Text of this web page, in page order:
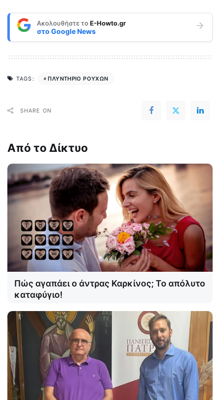
Ακολουθήστε τοE-Howto.gr
στο Google News
TAGS: ΠΛΥΝΤΗΡΙΟ ΡΟΥΧΩΝ
SHARE ON
Από το Δίκτυο
Πώς αγαπάει ο άντρας Καρκίνος; Το απόλυτο
καταφύγιο!